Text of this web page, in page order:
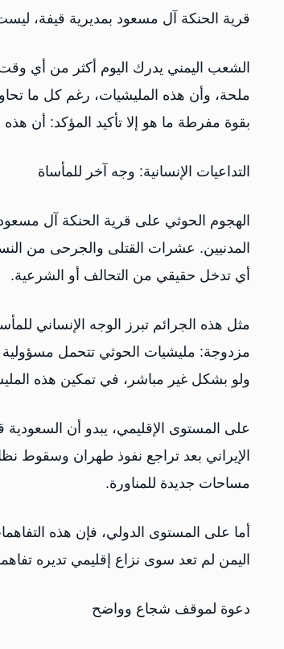
قرية الحنكة آل مسعود بمديرية قيفة،
الشعب اليمني يدرك اليوم أكثر من أي
ملحة، وأن هذه المليشيات، رغم كل ما
بقوة مفرطة ما هو إلا تأكيد المؤكد: أن
التداعيات الإنسانية: وجه آخر للمأساة
الهجوم الحوثي على قرية الحنكة آل
المدنيين. عشرات القتلى والجرحى من
أي تدخل حقيقي من التحالف أو الشرعية.
مثل هذه الجرائم تبرز الوجه الإنساني
مزدوجة: مليشيات الحوثي تتحمل مسؤولية
ولو بشكل غير مباشر، في تمكين هذه
على المستوى الإقليمي، يبدو أن
الإيراني بعد تراجع نفوذ طهران وسقوط
مساحات جديدة للمناورة.
أما على المستوى الدولي، فإن هذه
اليمن لم تعد سوى نزاع إقليمي تديره
دعوة لموقف شجاع وواضح